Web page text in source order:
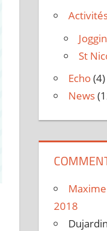
St
Echo(4)
News
Maxime
2018